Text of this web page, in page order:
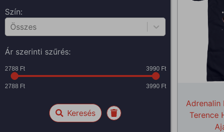
Szín:
Összes
Ár szerinti szűrés:
2788 Ft
2788 Ft 3990 Ft
3990 Ft
Keresés
Adrenalin
Terence